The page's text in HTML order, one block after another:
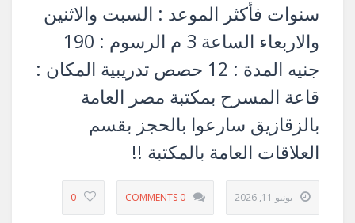
سنوات فأكثر الموعد : السبت والاثنين
والاربعاء الساعة 3 م الرسوم : 190
جنيه المدة : 12 حصص تدريبية المكان :
قاعة المسرح بمكتبة مصر العامة
بالزقازيق سارعوا بالحجز بقسم
العلاقات العامة بالمكتبة !!
يونيو 11, 2026 0 COMMENTS
0